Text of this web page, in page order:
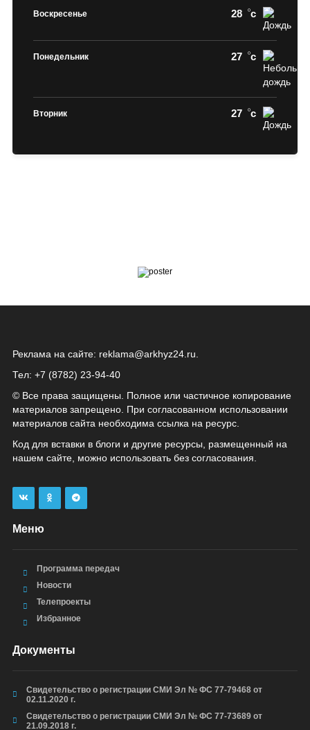
Воскресенье 28 c
Понедельник 27 c
Вторник 27 c
Реклама на сайте: reklama@arkhyz24.ru
Тел: +7 (8782) 23‑94‑40
© Все права защищены. Полное или частичное копирование
материалов запрещено. При согласованном использовании
материалов сайта необходима ссылка на ресурс.
Код для вставки в блоги и другие ресурсы, размещенный на
нашем сайте, можно использовать без согласования.
Меню
Программа передач
Новости
Телепроекты
Избранное
Документы
Свидетельство о регистрации СМИ Эл № ФС 77-79468 от
02.11.2020 г.
Свидетельство о регистрации СМИ Эл № ФС 77-73689 от
21.09.2018 г.